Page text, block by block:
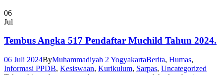
06
Jul
Tembus Angka 517 Pendaftar Muchild Tahun 2024.
06 Juli 2024ByMuhammadiyah 2 YogyakartaBerita, Humas,
Informasi PPDB, Kesiswaan, Kurikulum, Sarpas, Uncategorized